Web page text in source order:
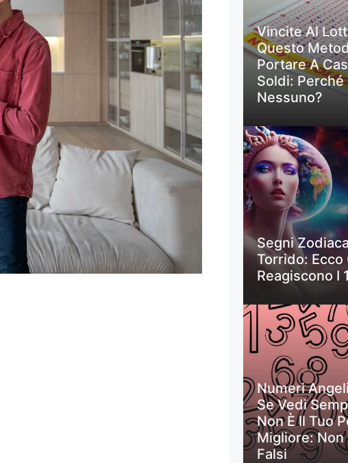
Vincite Al
Questo
Portare A
Soldi: Perché
Nessuno?
Segni
Torrido: Ecco
Reagiscono I
Numeri
Se Vedi
Non È Il Tuo
Migliore: Non
Falsi